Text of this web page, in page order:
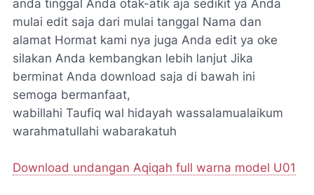
anda tinggal Anda otak-atik aja sedikit ya Anda
mulai edit saja dari mulai tanggal Nama dan
alamat Hormat kami nya juga Anda edit ya oke
silakan Anda kembangkan lebih lanjut Jika
berminat Anda download saja di bawah ini
semoga bermanfaat,
wabillahi Taufiq wal hidayah wassalamualaikum
warahmatullahi wabarakatuh
Download undangan Aqiqah full warna model U01